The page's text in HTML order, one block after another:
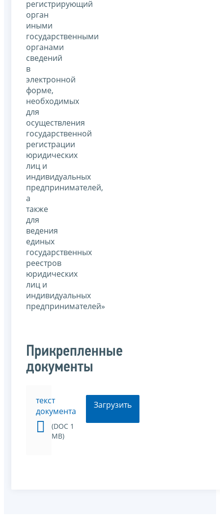
регистрирующий
орган
иными
государственными
органами
сведений
в
электронной
форме,
необходимых
для
осуществления
государственной
регистрации
юридических
лиц и
индивидуальных
предпринимателей,
а
также
для
ведения
единых
государственных
реестров
юридических
лиц и
индивидуальных
предпринимателей»
Прикрепленные
документы
текст
документа
(DOC 1
MB)
Загрузить